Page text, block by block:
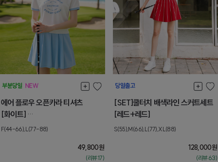
에어 플로우 오픈카라 티셔츠
[화이트]
[L] 8월둘째주 순차배송
F(44-66),L(77-88)
49,800원
(리뷰:17)
[SET]쿨터치 배색라인 스커트세트
[레드+레드]
S(55),M(66),L(77),XL(88)
128,000원
(리뷰:63)